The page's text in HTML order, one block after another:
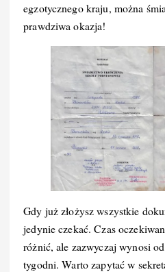
egzotycznego kraju, można
prawdziwa okazja!
Gdy już złożysz wszystkie
jedynie czekać. Czas
różnić, ale zazwyczaj wynosi
tygodni. Warto zapytać w